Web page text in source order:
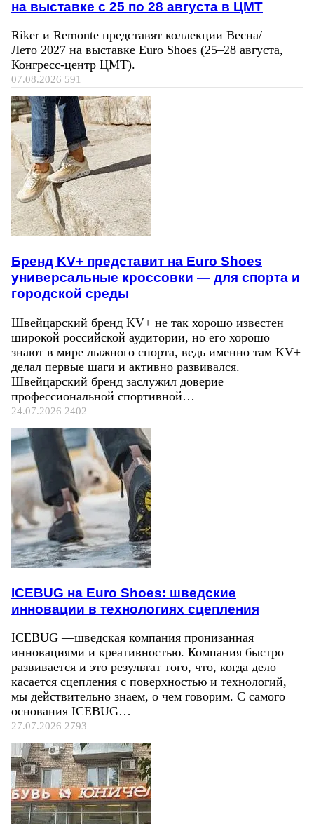
на выставке с 25 по 28 августа в ЦМТ
Riker и Remonte представят коллекции Весна/
Лето 2027 на выставке Euro Shoes (25–28 августа,
Конгресс‑центр ЦМТ).
07.08.2026 591
Бренд KV+ представит на Euro Shoes
универсальные кроссовки — для спорта и
городской среды
Швейцарский бренд KV+ не так хорошо известен
широкой российской аудитории, но его хорошо
знают в мире лыжного спорта, ведь именно там KV+
делал первые шаги и активно развивался.
Швейцарский бренд заслужил доверие
профессиональной спортивной…
24.07.2026 2402
ICEBUG на Euro Shoes: шведские
инновации в технологиях сцепления
ICEBUG —шведская компания пронизанная
инновациями и креативностью. Компания быстро
развивается и это результат того, что, когда дело
касается сцепления с поверхностью и технологий,
мы действительно знаем, о чем говорим. С самого
основания ICEBUG…
27.07.2026 2793